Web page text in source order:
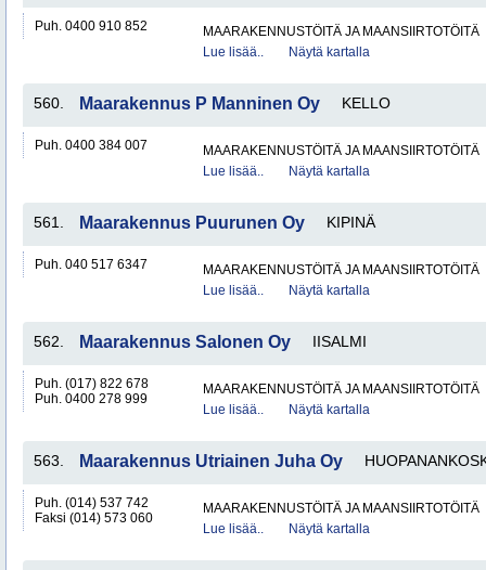
Puh. 0400 910 852
MAARAKENNUSTÖITÄ JA MAANSIIRTOTÖITÄ
Lue lisää..
Näytä kartalla
560. Maarakennus P Manninen Oy KELLO
Puh. 0400 384 007
MAARAKENNUSTÖITÄ JA MAANSIIRTOTÖITÄ
Lue lisää..
Näytä kartalla
561. Maarakennus Puurunen Oy KIPINÄ
Puh. 040 517 6347
MAARAKENNUSTÖITÄ JA MAANSIIRTOTÖITÄ
Lue lisää..
Näytä kartalla
562. Maarakennus Salonen Oy IISALMI
Puh. (017) 822 678
Puh. 0400 278 999
MAARAKENNUSTÖITÄ JA MAANSIIRTOTÖITÄ
Lue lisää..
Näytä kartalla
563. Maarakennus Utriainen Juha Oy
Puh. (014) 537 742
Faksi (014) 573 060
MAARAKENNUSTÖITÄ JA MAANSIIRTOTÖITÄ
Lue lisää..
Näytä kartalla